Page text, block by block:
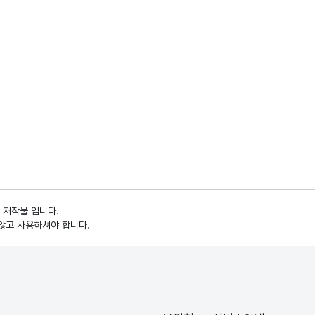
작물 입니다.
고 사용하셔야 합니다.